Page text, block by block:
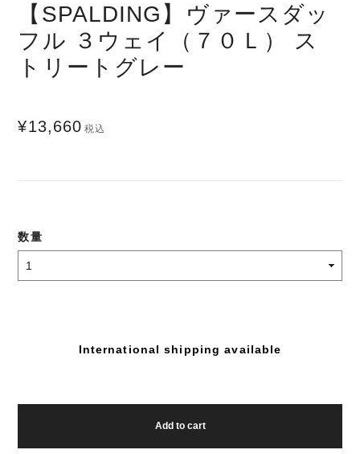
【SPALDING】ヴァースダッ
フル ３ウェイ（７０Ｌ） ス
トリートグレー
¥13,660 税込
数量
International shipping available
Add to cart